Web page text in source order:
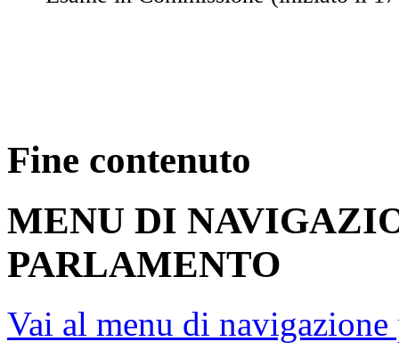
Fine contenuto
MENU DI
PARLAMENTO
Vai al menu di